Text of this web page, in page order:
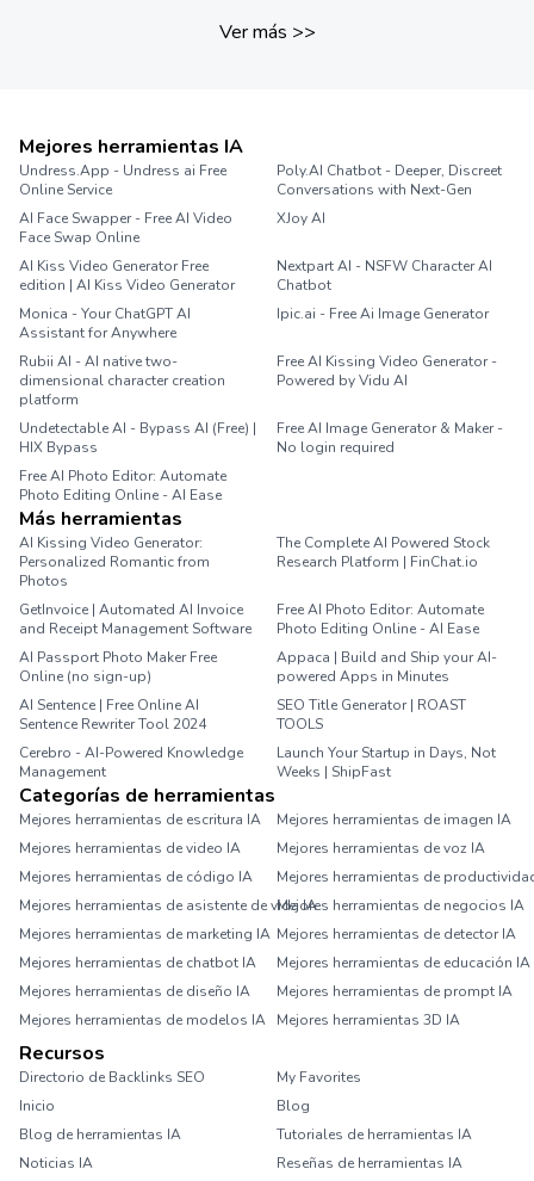
Ver más >>
Mejores herramientas IA
Undress.App - Undress ai Free
Online Service
Poly.AI Chatbot - Deeper, Discreet
Conversations with Next-Gen
AI Face Swapper - Free AI Video
Face Swap Online
XJoy AI
AI Kiss Video Generator Free
edition | AI Kiss Video Generator
Nextpart AI - NSFW Character AI
Chatbot
Monica - Your ChatGPT AI
Assistant for Anywhere
Ipic.ai - Free Ai Image Generator
Rubii AI - AI native two-
dimensional character creation
platform
Free AI Kissing Video Generator -
Powered by Vidu AI
Undetectable AI - Bypass AI (Free) |
HIX Bypass
Free AI Image Generator & Maker -
No login required
Free AI Photo Editor: Automate
Photo Editing Online - AI Ease
Más herramientas
AI Kissing Video Generator:
Personalized Romantic from
Photos
The Complete AI Powered Stock
Research Platform | FinChat.io
GetInvoice | Automated AI Invoice
and Receipt Management Software
Free AI Photo Editor: Automate
Photo Editing Online - AI Ease
AI Passport Photo Maker Free
Online (no sign-up)
Appaca | Build and Ship your AI-
powered Apps in Minutes
AI Sentence | Free Online AI
Sentence Rewriter Tool 2024
SEO Title Generator | ROAST
TOOLS
Cerebro - AI-Powered Knowledge
Management
Launch Your Startup in Days, Not
Weeks | ShipFast
Categorías de herramientas
Mejores herramientas de escritura IA
Mejores herramientas de imagen IA
Mejores herramientas de video IA
Mejores herramientas de voz IA
Mejores herramientas de código IA
Mejores herramientas de
Mejores herramientas de asistente de vida IAMejores herramientas de negocios IA
Mejores herramientas de marketing IA Mejores herramientas de detector IA
Mejores herramientas de chatbot IA
Mejores herramientas de educación IA
Mejores herramientas de diseño IA
Mejores herramientas de prompt IA
Mejores herramientas de modelos IA
Mejores herramientas 3D IA
Recursos
Directorio de Backlinks SEO
My Favorites
Inicio
Blog
Blog de herramientas IA
Tutoriales de herramientas IA
Noticias IA
Reseñas de herramientas IA